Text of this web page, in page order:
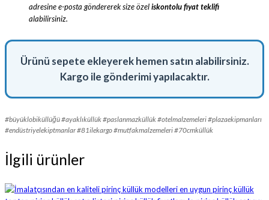
adresine e-posta göndererek size özeliskontolu fiyat teklifi
alabilirsiniz.
Ürünü sepete ekleyerek hemen satın alabilirsiniz.
Kargo ile gönderimi yapılacaktır.
#büyüklobiküllüğü #ayaklıküllük #paslanmazküllük #otelmalzemeleri #plazaekipmanları
#endüstriyelekiptmanlar #81ilekargo #mutfakmalzemeleri #70cmküllük
İlgili ürünler